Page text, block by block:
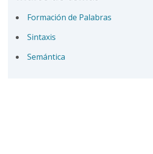
Formación de Palabras
Sintaxis
Semántica